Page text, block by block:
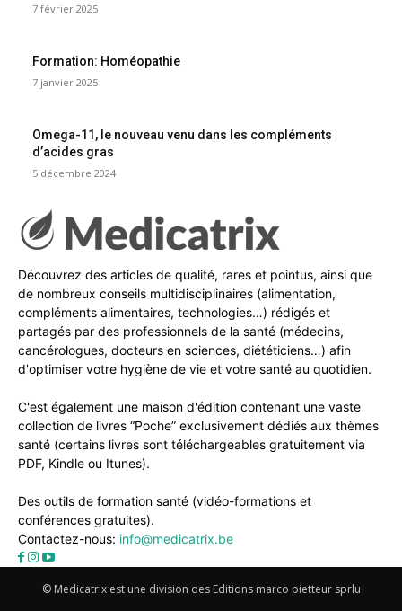
7 février 2025
Formation: Homéopathie
7 janvier 2025
Omega-11, le nouveau venu dans les compléments
d’acides gras
5 décembre 2024
Découvrez des articles de qualité, rares et pointus, ainsi que
de nombreux conseils multidisciplinaires (alimentation,
compléments alimentaires, technologies…) rédigés et
partagés par des professionnels de la santé (médecins,
cancérologues, docteurs en sciences, diététiciens…) afin
d'optimiser votre hygiène de vie et votre santé au quotidien.
C'est également une maison d'édition contenant une vaste
collection de livres “Poche” exclusivement dédiés aux thèmes
santé (certains livres sont téléchargeables gratuitement via
PDF, Kindle ou Itunes).
Des outils de formation santé (vidéo-formations et
conférences gratuites).
Contactez-nous: info@medicatrix.be
© Medicatrix est une division des Editions marco pietteur sprlu